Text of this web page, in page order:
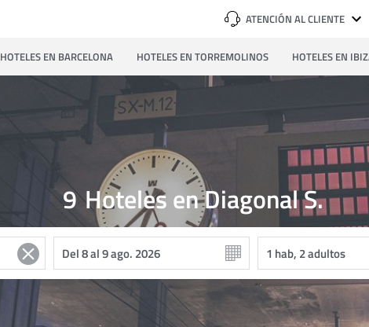
ATENCIÓN AL CLIENTE
HOTELES EN BARCELONA HOTELES EN TORREMOLINOS HOTELES EN
Hoteles en Diagonal S.
9